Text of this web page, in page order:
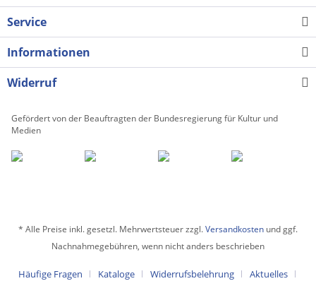
Service
Informationen
Widerruf
Gefördert von der Beauftragten der Bundesregierung für Kultur und
Medien
* Alle Preise inkl. gesetzl. Mehrwertsteuer zzgl.Versandkosten und ggf.
Nachnahmegebühren, wenn nicht anders beschrieben
Häufige Fragen Kataloge Widerrufsbelehrung Aktuelles